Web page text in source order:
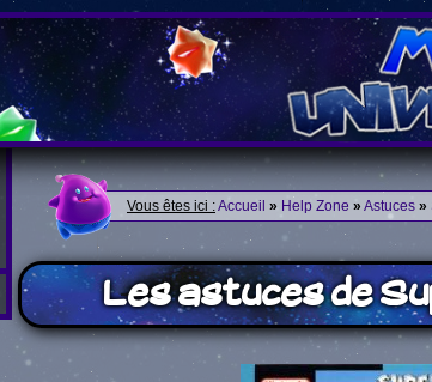
Vous êtes ici :Accueil » Help Zone » Astuces »
Les astuces de